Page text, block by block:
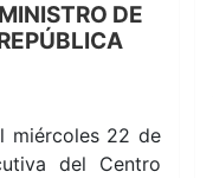
DE
miércoles 22 de
del Centro